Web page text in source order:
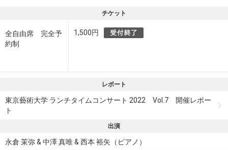
チケット
全自由席 完全予
約制
1,500円
レポート
東京藝術大学 ランチタイムコンサート 2022 Vol.7 開催レポー
ト
出演
永倉 茉弥 & 中澤 真唯 & 西本 裕矢（ピアノ）